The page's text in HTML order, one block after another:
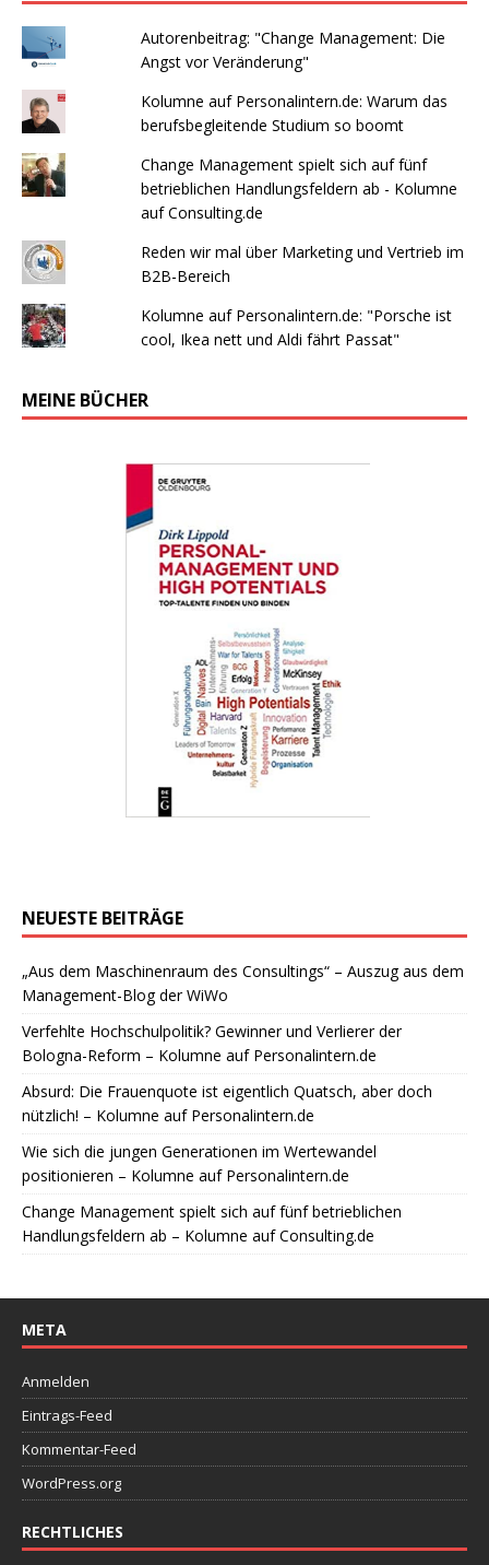
Autorenbeitrag: "Change Management: Die
Angst vor Veränderung"
Kolumne auf Personalintern.de: Warum das
berufsbegleitende Studium so boomt
Change Management spielt sich auf fünf
betrieblichen Handlungsfeldern ab - Kolumne
auf Consulting.de
Reden wir mal über Marketing und Vertrieb im
B2B-Bereich
Kolumne auf Personalintern.de: "Porsche ist
cool, Ikea nett und Aldi fährt Passat"
MEINE BÜCHER
NEUESTE BEITRÄGE
„Aus dem Maschinenraum des Consultings“ – Auszug aus dem
Management-Blog der WiWo
Verfehlte Hochschulpolitik? Gewinner und Verlierer der
Bologna-Reform – Kolumne auf Personalintern.de
Absurd: Die Frauenquote ist eigentlich Quatsch, aber doch
nützlich! – Kolumne auf Personalintern.de
Wie sich die jungen Generationen im Wertewandel
positionieren – Kolumne auf Personalintern.de
Change Management spielt sich auf fünf betrieblichen
Handlungsfeldern ab – Kolumne auf Consulting.de
META
Anmelden
Eintrags-Feed
Kommentar-Feed
WordPress.org
RECHTLICHES